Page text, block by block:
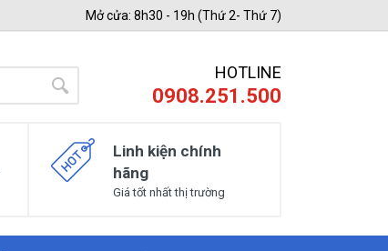
Mở cửa: 8h30 - 19h (Thứ 2- Thứ 7)
HOTLINE
0908.251.500
Linh kiện chính
hãng
Giá tốt nhất thị trường